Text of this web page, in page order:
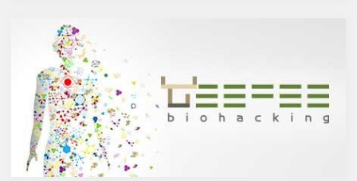
ていきます。
醸造酒と蒸留酒の違いとは？
主にお酒は製造方法によって醸
造酒と蒸留酒の2つと、香料や
糖分、果実などを加えた混成酒
に分けられます。醸造酒は、果
実や穀物のような糖分を含んだ
原料を酵母によりアルコール発
酵させて造られたもの。蒸留酒
は、この発酵された醸造酒をさ
らに蒸留して作られたものでス
ない植物化合物であるケルセチ
ンは、ブドウやリンゴなどの果
物や、ブロッコリやトマト、タ
マネギなどの野菜、お蕎麦にも